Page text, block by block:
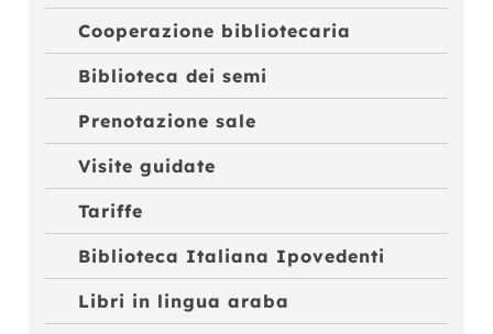
Cooperazione bibliotecaria
Biblioteca dei semi
Prenotazione sale
Visite guidate
Tariffe
Biblioteca Italiana Ipovedenti
Libri in lingua araba